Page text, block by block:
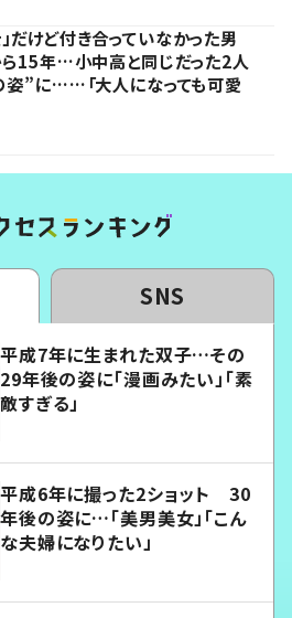
」だけど付き合っていなかった男
ら15年…小中高と同じだった2人
”に……「大人になっても可愛
SNS
平成7年に生まれた双子…その
29年後の姿に「漫画みたい」「素
敵すぎる」
平成6年に撮った2ショット 30
年後の姿に…「美男美女」「こん
な夫婦になりたい」